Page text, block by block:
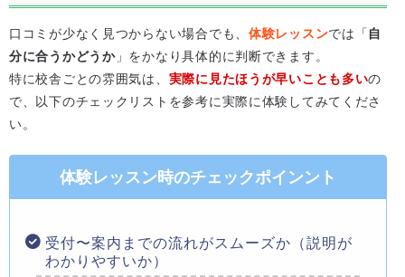
口コミが少なく見つからない場合でも、 体験レッスンでは「 自
分に合うかどうか」をかなり具体的に判断できます。
特に校舎ごとの雰囲気は、 実際に見たほうが早いことも多いの
で、以下のチェックリストを参考に実際に体験してみてくださ
い。
体験レッスン時のチェックポインント
受付〜案内までの流れがスムーズか（説明が
わかりやすいか）